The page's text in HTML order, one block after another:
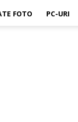
FOTO PC-URI